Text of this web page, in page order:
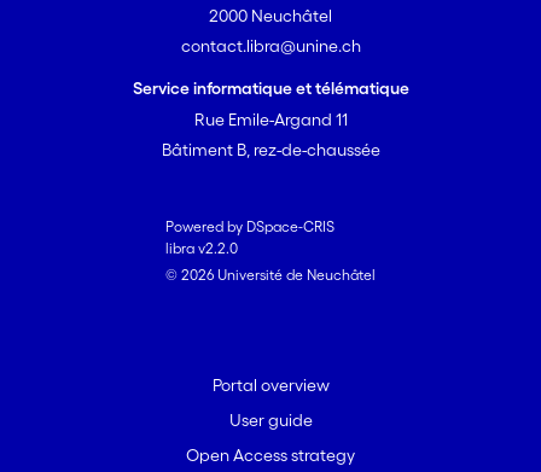
2000 Neuchâtel
contact.libra@unine.ch
Service informatique et télématique
Rue Emile-Argand 11
Bâtiment B, rez-de-chaussée
Powered by DSpace-CRIS
libra v2.2.0
© 2026 Université de Neuchâtel
Portal overview
User guide
Open Access strategy